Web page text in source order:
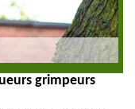
grimpeurs